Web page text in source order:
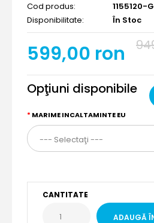
Cod produs:
1155120-
Disponibilitate:
În Stoc
599,00 ron
Opţiuni disponibile
MARIME INCALTAMINTE EU
CANTITATE